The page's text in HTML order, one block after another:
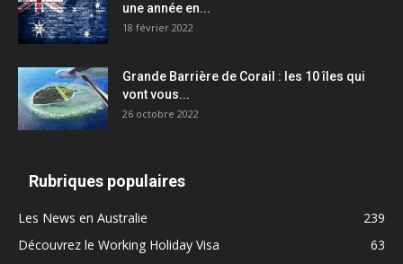
une année en...
18 février 2022
Grande Barrière de Corail : les 10 îles qui
vont vous...
26 octobre 2022
Rubriques populaires
Les News en Australie
239
Découvrez le Working Holiday Visa
63